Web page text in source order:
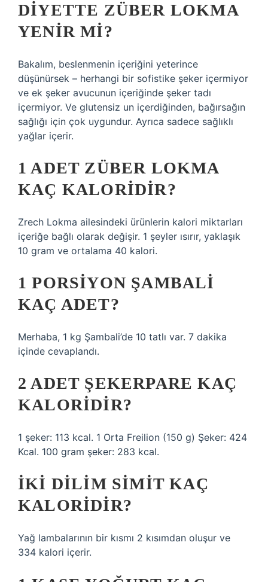
DIYETTE ZÜBER LOKMA
YENIR MI?
Bakalım, beslenmenin içeriğini yeterince
düşünürsek – herhangi bir sofistike şeker içermiyor
ve ek şeker avucunun içeriğinde şeker tadı
içermiyor. Ve glutensiz un içerdiğinden, bağırsağın
sağlığı için çok uygundur. Ayrıca sadece sağlıklı
yağlar içerir.
1 ADET ZÜBER LOKMA
KAÇ KALORIDIR?
Zrech Lokma ailesindeki ürünlerin kalori miktarları
içeriğe bağlı olarak değişir. 1 şeyler ısırır, yaklaşık
10 gram ve ortalama 40 kalori.
1 PORSIYON ŞAMBALI
KAÇ ADET?
Merhaba, 1 kg Şambali’de 10 tatlı var. 7 dakika
içinde cevaplandı.
2 ADET ŞEKERPARE KAÇ
KALORIDIR?
1 şeker: 113 kcal. 1 Orta Freilion (150 g) Şeker: 424
Kcal. 100 gram şeker: 283 kcal.
İKI DILIM SIMIT KAÇ
KALORIDIR?
Yağ lambalarının bir kısmı 2 kısımdan oluşur ve
334 kalori içerir.